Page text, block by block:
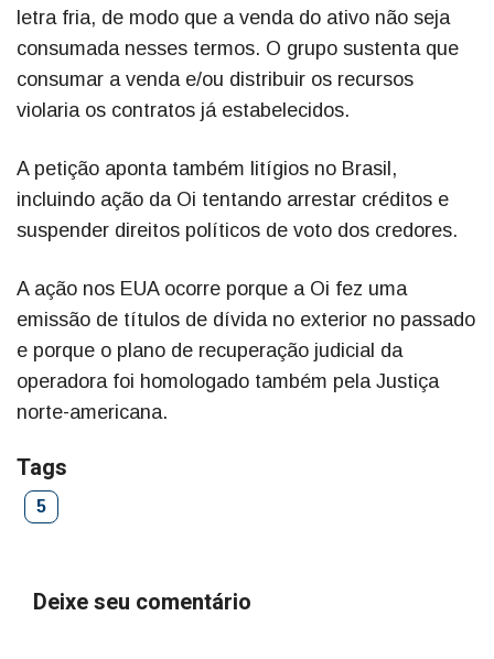
letra fria, de modo que a venda do ativo não seja
consumada nesses termos. O grupo sustenta que
consumar a venda e/ou distribuir os recursos
violaria os contratos já estabelecidos.
A petição aponta também litígios no Brasil,
incluindo ação da Oi tentando arrestar créditos e
suspender direitos políticos de voto dos credores.
A ação nos EUA ocorre porque a Oi fez uma
emissão de títulos de dívida no exterior no passado
e porque o plano de recuperação judicial da
operadora foi homologado também pela Justiça
norte-americana.
Tags
5
Deixe seu comentário